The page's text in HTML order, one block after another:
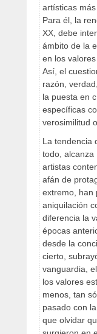
artísticas
Para él, la
XX, debe
ámbito de la
en los
Así, el
razón,
la puesta en
específicas
verosimilitud
La tendencia
todo, alcanza
artistas
afán de
extremo, han
aniquilación
diferencia la
épocas
desde la
cierto,
vanguardia,
los valores
menos, tan
pasado con
que olvidar